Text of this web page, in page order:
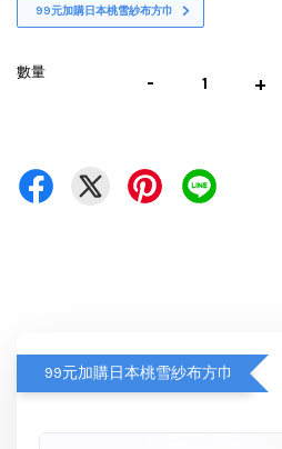
99元加購日本桃雪紗布方巾
數量 - +
99元加購日本桃雪紗布方巾